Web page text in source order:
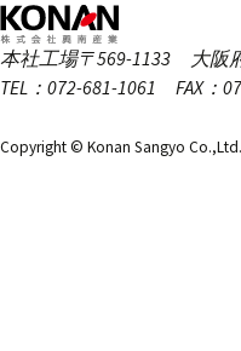
本社工場〒569-1133 大阪
TEL：072-681-1061 FAX：
Copyright © Konan Sangyo Co.,Ltd.